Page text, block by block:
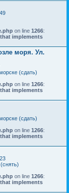
on line 1266:
implements
моря. Ул.
(сдать)
on line 1266:
implements
(сдать)
on line 1266:
implements
on line 1266:
implements